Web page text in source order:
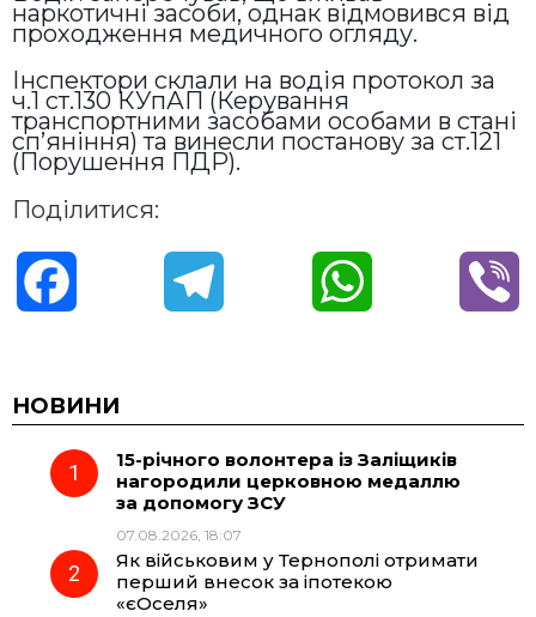
наркотичні засоби, однак відмовився від
проходження медичного огляду.
Інспектори склали на водія протокол за
ч.1 ст.130 КУпАП (Керування
транспортними засобами особами в стані
сп’яніння) та винесли постанову за ст.121
(Порушення ПДР).
Поділитися:
c
e
o
e
r
t
A
НОВИНИ
15-річного волонтера із Заліщиків
нагородили церковною медаллю
за допомогу ЗСУ
07.08.2026, 18:07
Як військовим у Тернополі отримати
перший внесок за іпотекою
«єОселя»